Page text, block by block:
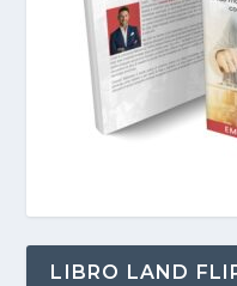
LIBRO LAND